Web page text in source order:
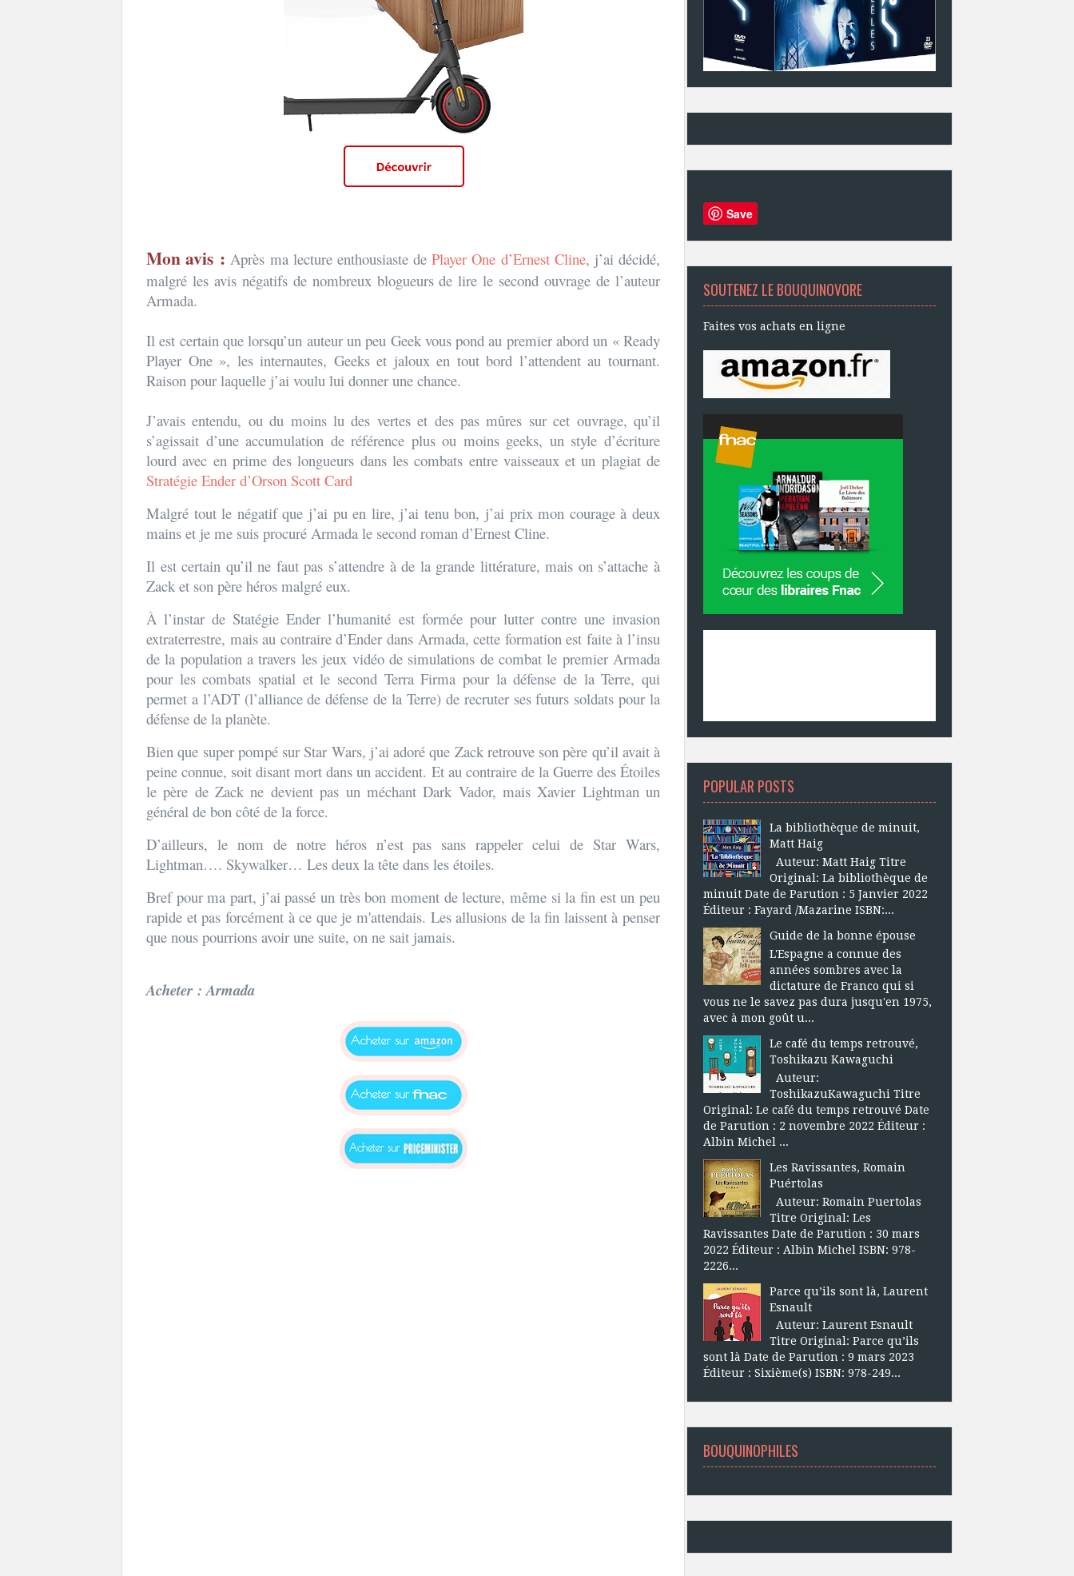
Mon avis : Après ma lecture enthousiaste dePlayer One d’Ernest Cline, j’ai décidé,
malgré les avis négatifs de nombreux blogueurs de lire le second ouvrage de l’auteur
Armada.
Il est certain que lorsqu’un auteur un peu Geek vous pond au premier abord un « Ready
Player One », les internautes, Geeks et jaloux en tout bord l’attendent au tournant.
Raison pour laquelle j’ai voulu lui donner une chance.
J’avais entendu, ou du moins lu des vertes et des pas mûres sur cet ouvrage, qu’il
s’agissait d’une accumulation de référence plus ou moins geeks, un style d’écriture
lourd avec en prime des longueurs dans les combats entre vaisseaux et un plagiat de
Stratégie Ender d’Orson Scott Card
Malgré tout le négatif que j’ai pu en lire, j’ai tenu bon, j’ai prix mon courage à deux
mains et je me suis procuré Armada le second roman d’Ernest Cline.
Il est certain qu’il ne faut pas s’attendre à de la grande littérature, mais on s’attache à
Zack et son père héros malgré eux.
À l’instar de Statégie Ender l’humanité est formée pour lutter contre une invasion
extraterrestre, mais au contraire d’Ender dans Armada, cette formation est faite à l’insu
de la population a travers les jeux vidéo de simulations de combat le premier Armada
pour les combats spatial et le second Terra Firma pour la défense de la Terre, qui
permet a l’ADT (l’alliance de défense de la Terre) de recruter ses futurs soldats pour la
défense de la planète.
Bien que super pompé sur Star Wars, j’ai adoré que Zack retrouve son père qu’il avait à
peine connue, soit disant mort dans un accident. Et au contraire de la Guerre des Étoiles
le père de Zack ne devient pas un méchant Dark Vador, mais Xavier Lightman un
général de bon côté de la force.
D’ailleurs, le nom de notre héros n’est pas sans rappeler celui de Star Wars,
Lightman…. Skywalker… Les deux la tête dans les étoiles.
Bref pour ma part, j’ai passé un très bon moment de lecture, même si la fin est un peu
rapide et pas forcément à ce que je m'attendais. Les allusions de la fin laissent à penser
que nous pourrions avoir une suite, on ne sait jamais.
Acheter : Armada
Save
SOUTENEZ LE BOUQUINOVORE
Faites vos achats en ligne
POPULAR POSTS
La bibliothèque de minuit,
Matt Haig
Auteur: Matt Haig Titre
Original: La bibliothèque de
minuit Date de Parution : 5 Janvier 2022
Éditeur : Fayard /Mazarine ISBN:...
Guide de la bonne épouse
L'Espagne a connue des
années sombres avec la
dictature de Franco qui si
vous ne le savez pas dura jusqu'en 1975,
avec à mon goût u...
Le café du temps retrouvé,
Toshikazu Kawaguchi
Auteur:
ToshikazuKawaguchi Titre
Original: Le café du temps retrouvé Date
de Parution : 2 novembre 2022 Éditeur :
Albin Michel ...
Les Ravissantes, Romain
Puértolas
Auteur: Romain Puertolas
Titre Original: Les
Ravissantes Date de Parution : 30 mars
2022 Éditeur : Albin Michel ISBN: 978-
2226...
Parce qu’ils sont là, Laurent
Esnault
Auteur: Laurent Esnault
Titre Original: Parce qu’ils
sont là Date de Parution : 9 mars 2023
Éditeur : Sixième(s) ISBN: 978-249...
BOUQUINOPHILES